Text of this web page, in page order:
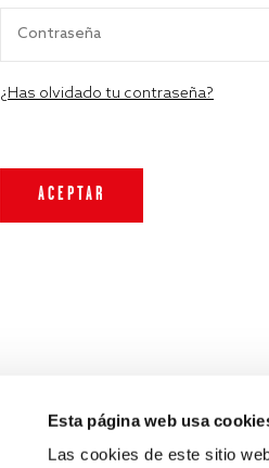
Esta página web usa
Las cookies de este sitio
¿Has olvidado tu contraseña?